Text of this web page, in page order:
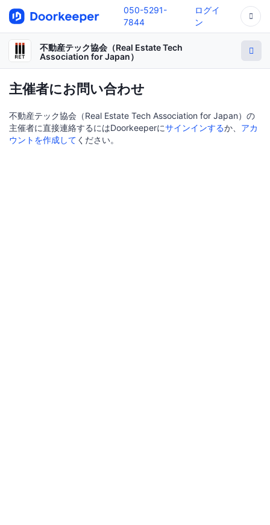
050-5291-
7844
ログイ
ン
不動産テック協会（Real Estate Tech
Association for Japan）
主催者にお問い合わせ
不動産テック協会（Real Estate Tech Association for Japan）の
主催者に直接連絡するにはDoorkeeperにサインインするか、 アカ
ウントを作成して ください。